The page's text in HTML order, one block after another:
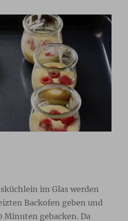
im Glas werden
Backofen geben und
Minuten gebacken. Da